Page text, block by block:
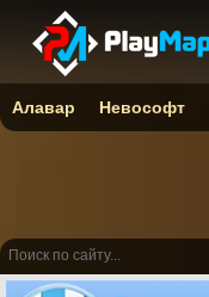
Алавар Невософт